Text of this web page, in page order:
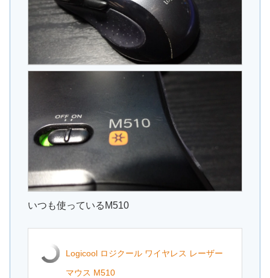
いつも使っているM510
Logicool ロジクール ワイヤレス レーザー
マウス M510